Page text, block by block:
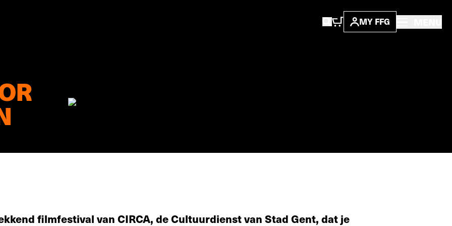
MY FFG
filmfestival van CIRCA, de Cultuurdienst van Stad Gent, dat je